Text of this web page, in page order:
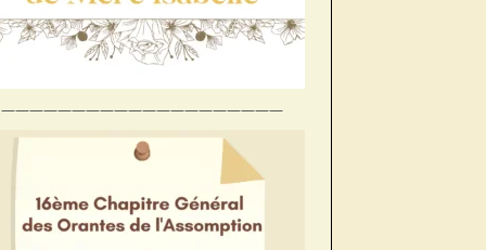
————————————————————